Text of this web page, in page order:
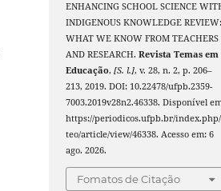
ENHANCING SCHOOL SCIENCE
INDIGENOUS KNOWLEDGE
WHAT WE KNOW FROM TEACHERS
AND RESEARCH.Revista Temas em
Educação,[S. l.], v. 28, n. 2, p. 206–
213, 2019. DOI: 10.22478/ufpb.2359-
7003.2019v28n2.46338. Disponível
https://periodicos.ufpb.br/
teo/article/view/46338. Acesso em: 6
ago. 2026.
Fomatos de Citação